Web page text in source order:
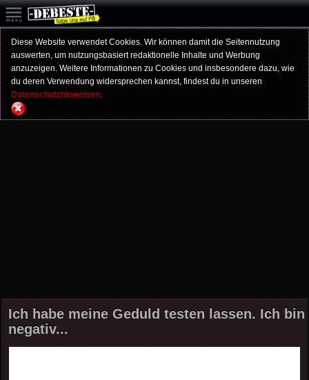
Diese Website verwendet Cookies. Wir können damit die Seitennutzung
auswerten, um nutzungsbasiert redaktionelle Inhalte und Werbung
anzuzeigen. Weitere Informationen zu Cookies und insbesondere dazu, wie
du deren Verwendung widersprechen kannst, findest du in unseren
Datenschutzhinweisen.
Ich habe meine Geduld testen lassen. Ich bin
negativ...